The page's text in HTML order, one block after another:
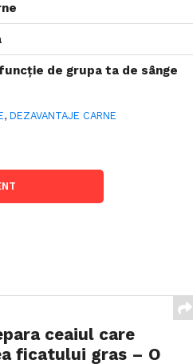
de grupa ta de sânge
,DEZAVANTAJE CARNE
ceaiul care
ficatului gras – O